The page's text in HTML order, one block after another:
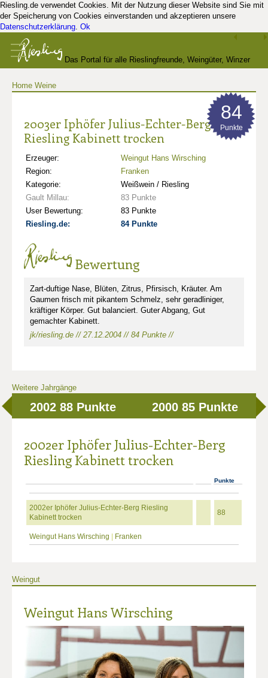
Riesling.de verwendet Cookies. Mit der Nutzung dieser Website sind Sie mit
der Speicherung von Cookies einverstanden und akzeptieren unsere
Datenschutzerklärung. Ok
Das Portal für alle Rieslingfreunde, Weingüter, Winzer
Home Weine
2003er Iphöfer Julius-Echter-Berg
Riesling Kabinett trocken
Erzeuger:
Weingut Hans Wirsching
Region:
Franken
Kategorie:
Weißwein / Riesling
Gault Millau:
83 Punkte
User Bewertung:
83 Punkte
Riesling.de:
84 Punkte
84
Punkte
Bewertung
Zart-duftige Nase, Blüten, Zitrus, Pfirsisch, Kräuter. Am
Gaumen frisch mit pikantem Schmelz, sehr geradliniger,
kräftiger Körper. Gut balanciert. Guter Abgang, Gut
gemachter Kabinett.
jk/riesling.de // 27.12.2004 // 84 Punkte //
Weitere Jahrgänge
2002 88 Punkte 2000 85 Punkte
2002er Iphöfer Julius-Echter-Berg
Riesling Kabinett trocken
Punkte
2002er Iphöfer Julius-Echter-Berg Riesling
Kabinett trocken
88
Weingut Hans Wirsching Franken
Weingut
Weingut Hans Wirsching